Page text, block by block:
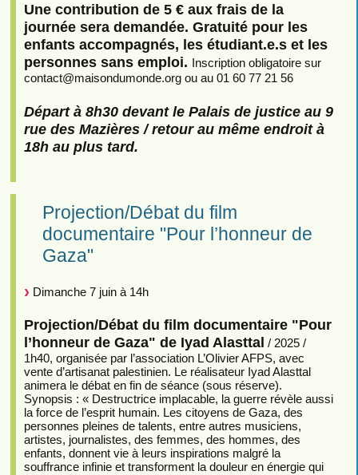
Une contribution de 5 € aux frais de la
journée sera demandée. Gratuité pour les
enfants accompagnés, les étudiant.e.s et les
personnes sans emploi. Inscription obligatoire sur
contact@maisondumonde.org ou au 01 60 77 21 56
Départ à 8h30 devant le Palais de justice au 9
rue des Mazières / retour au même endroit à
18h au plus tard.
Projection/Débat du film
documentaire "Pour l’honneur de
Gaza"
Dimanche 7 juin à 14h
Projection/Débat du film documentaire "Pour
l’honneur de Gaza" de Iyad Alasttal / 2025 /
1h40, organisée par l’association L’Olivier AFPS, avec
vente d’artisanat palestinien. Le réalisateur Iyad Alasttal
animera le débat en fin de séance (sous réserve).
Synopsis : « Destructrice implacable, la guerre révèle aussi
la force de l’esprit humain. Les citoyens de Gaza, des
personnes pleines de talents, entre autres musiciens,
artistes, journalistes, des femmes, des hommes, des
enfants, donnent vie à leurs inspirations malgré la
souffrance infinie et transforment la douleur en énergie qui